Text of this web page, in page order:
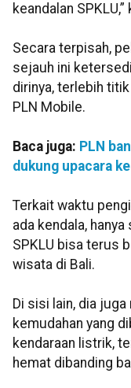
keandalan SPKLU,”
Secara terpisah,
sejauh ini
dirinya, terlebih
PLN Mobile.
Baca juga: PLN
dukung upacara
Terkait waktu
ada kendala,
SPKLU bisa terus
wisata di Bali.
Di sisi lain, dia
kemudahan yang
kendaraan listrik,
hemat dibanding